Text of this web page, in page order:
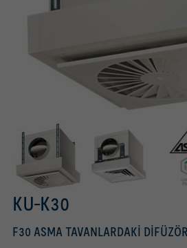
KU-K30
F30 ASMA TAVANLARDAKI